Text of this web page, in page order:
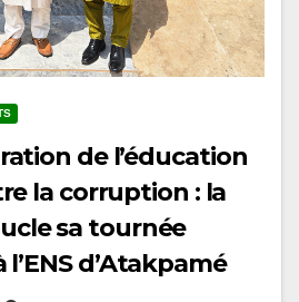
de l’éducation
la corruption : la
sa tournée
d’Atakpamé